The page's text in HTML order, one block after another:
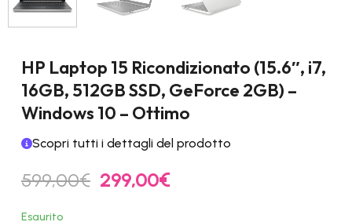
HP Laptop 15 Ricondizionato (15.6″, i7,
16GB, 512GB SSD, GeForce 2GB) –
Windows 10 – Ottimo
Scopri tutti i dettagli del prodotto
599,00€ Il
prezzo
299,00€Il
Esaurito